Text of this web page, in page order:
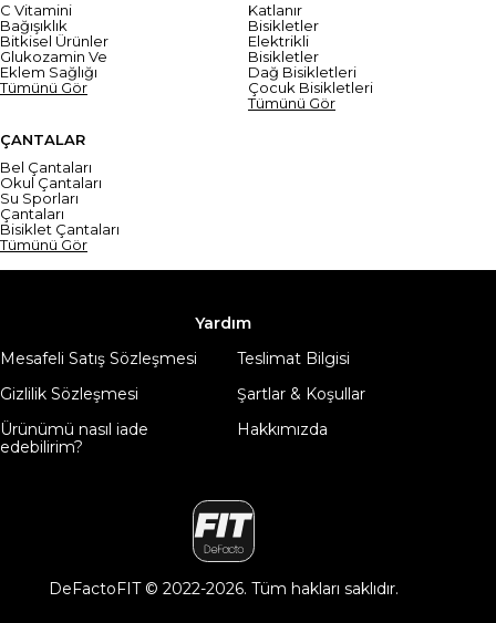
C Vitamini
Bağışıklık
Bitkisel Ürünler
Glukozamin Ve
Eklem Sağlığı
Tümünü Gör
Katlanır
Bisikletler
Elektrikli
Bisikletler
Dağ Bisikletleri
Çocuk Bisikletleri
Tümünü Gör
ÇANTALAR
Bel Çantaları
Okul Çantaları
Su Sporları
Çantaları
Bisiklet Çantaları
Tümünü Gör
Yardım
Mesafeli Satış Sözleşmesi
Teslimat Bilgisi
Gizlilik Sözleşmesi
Şartlar & Koşullar
Ürünümü nasıl iade
edebilirim?
Hakkımızda
DeFactoFIT ©️ 2022-2026. Tüm hakları saklıdır.